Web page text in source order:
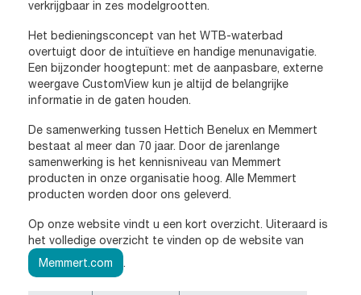
verkrijgbaar in zes modelgrootten.
Het bedieningsconcept van het WTB-waterbad
overtuigt door de intuïtieve en handige menunavigatie.
Een bijzonder hoogtepunt: met de aanpasbare, externe
weergave CustomView kun je altijd de belangrijke
informatie in de gaten houden.
De samenwerking tussen Hettich Benelux en Memmert
bestaat al meer dan 70 jaar. Door de jarenlange
samenwerking is het kennisniveau van Memmert
producten in onze organisatie hoog. Alle Memmert
producten worden door ons geleverd.
Op onze website vindt u een kort overzicht. Uiteraard is
het volledige overzicht te vinden op de website van
Memmert.com
.